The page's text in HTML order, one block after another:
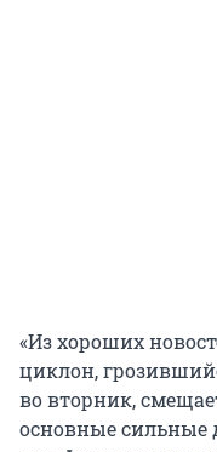
«Из хороших
циклон,
во вторник,
основные сильные